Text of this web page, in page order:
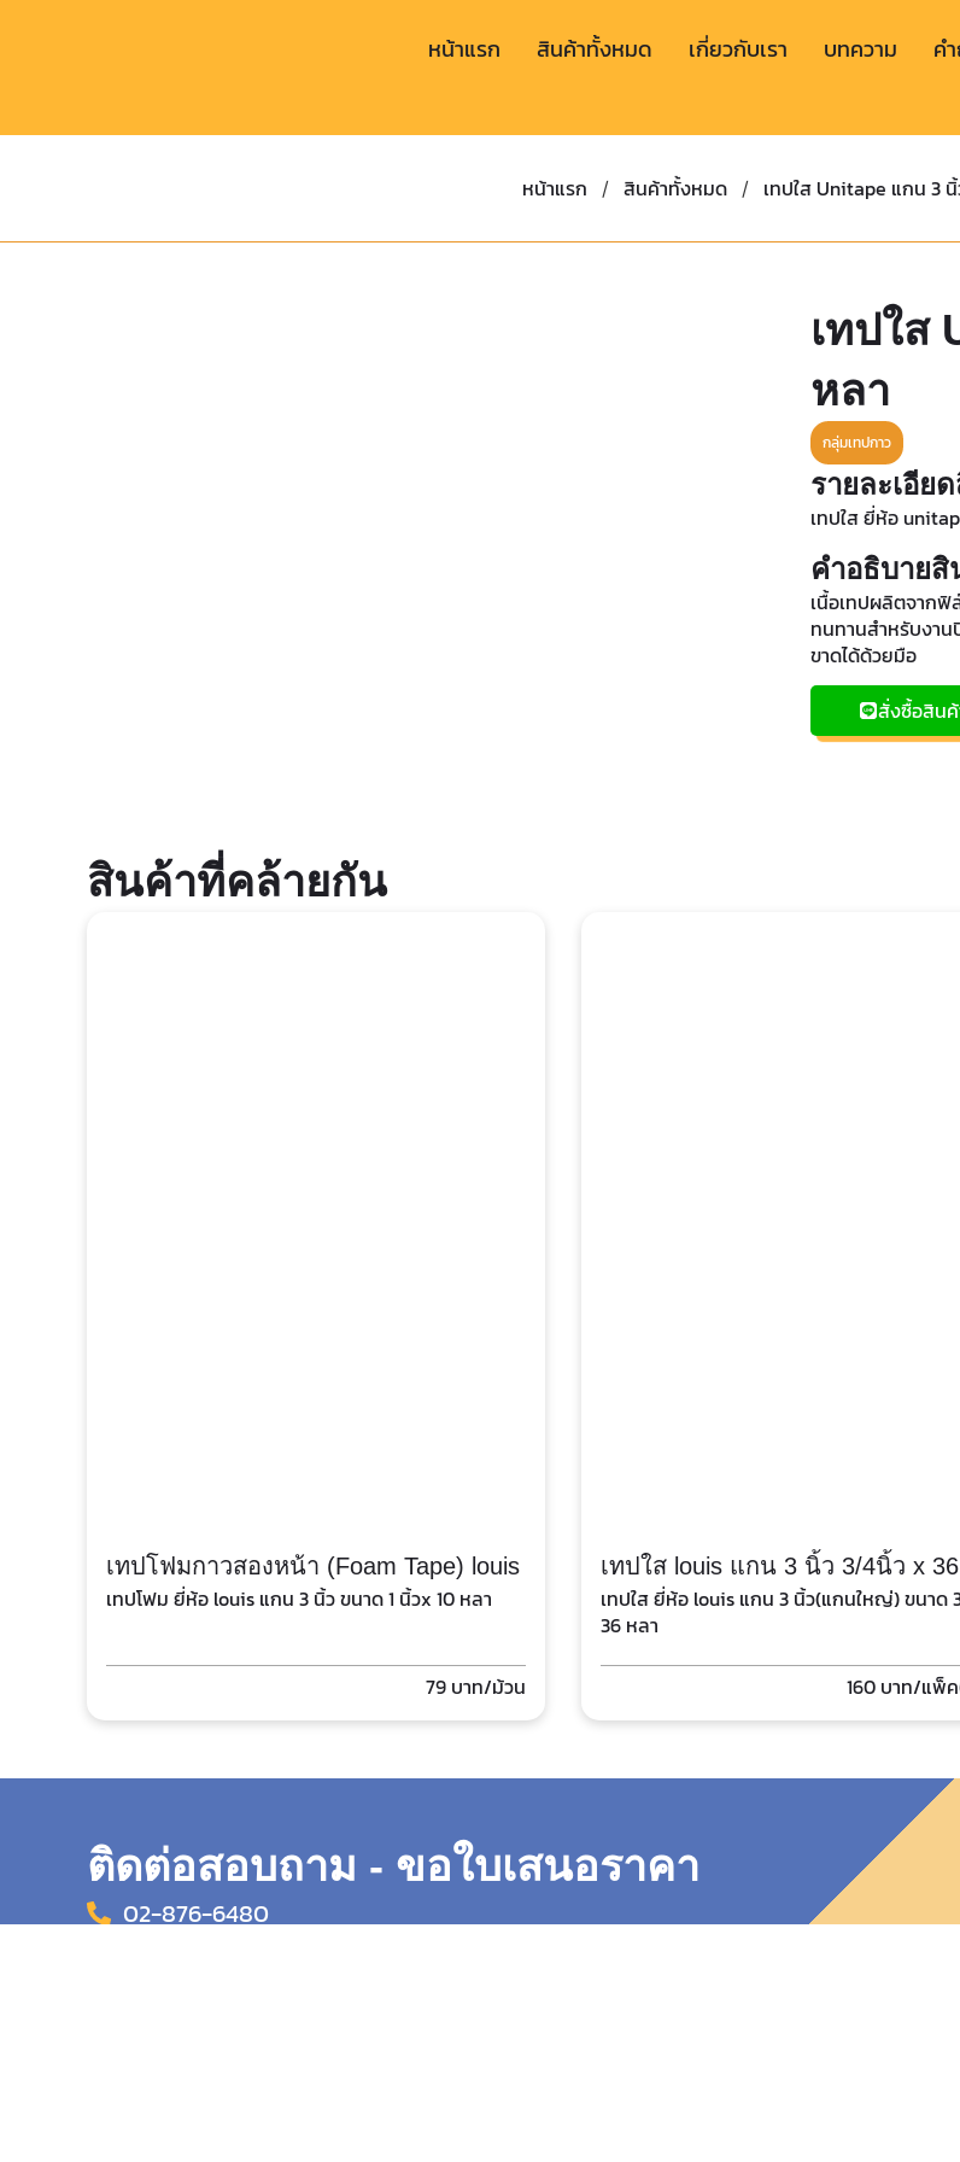
หน้าแรก สินค้าทั้งหมด เกี่ยวกับเรา บทความ ค
หน้าแรก / สินค้าทั้งหมด / เทปใส Unitape แกน 3
เทปใส
หลา
กลุ่มเทปกาว
รายละเอีย
เทปใส ยี่ห้อ
คำอธิบายสิ
เนื้อเทปผลิตจากฟิ
ทนทานสำหรับงาน
ขาดได้ด้วยมือ
สั่งซื้อสินค้
สินค้าที่คล้ายกัน
เทปโฟมกาวสองหน้า (Foam Tape) louis
เทปโฟม ยี่ห้อ louis แกน 3 นิ้ว ขนาด 1 นิ้วx 10 หลา
79 บาท/ม้วน
เทปใส louis แกน 3 นิ้ว 3/4นิ้ว x
เทปใส ยี่ห้อ louis แกน 3 นิ้ว(แกนใหญ่) ขนาด
36 หลา
160 บาท/แพ็
ติดต่อสอบถาม - ขอใบเสนอราคา
02-876-6480